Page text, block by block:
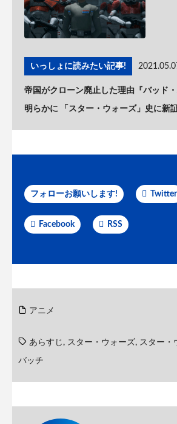
いっしょに読みたい記事!
帝国がクローン廃止した理由『バッド
明らかに 「スター・ウォーズ」史に新
フォローお願いします! Twitter
Facebook RSS
アニメ
あらすじ, スター・ウォーズ, スター・
バッチ